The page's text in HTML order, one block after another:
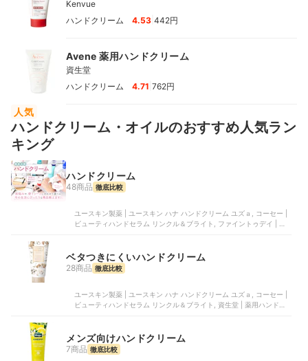
Kenvue
ハンドクリーム
4.53 442円
Avene 薬用ハンドクリーム
資生堂
ハンドクリーム
4.71 762円
人気
ハンドクリーム・オイルのおすすめ人気ラン
キング
ハンドクリーム
48商品 徹底比較
ユースキン製薬 | ユースキン ハナ ハンドクリーム ユズａ, コーセー |
ビューティハンドセラム リンクル＆ブライト, ファイントゥデイ | 尿
ベタつきにくいハンドクリーム
28商品 徹底比較
ユースキン製薬 | ユースキン ハナ ハンドクリーム ユズａ, コーセー |
ビューティハンドセラム リンクル＆ブライト, 資生堂 | 薬用ハンドク
メンズ向けハンドクリーム
7商品 徹底比較